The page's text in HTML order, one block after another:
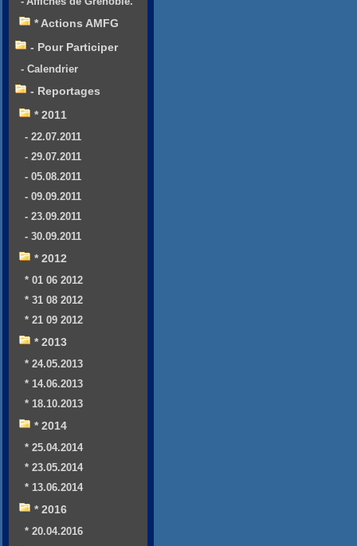
* Actions AMFG
- Pour Participer
- Calendrier
- Reportages
* 2011
- 22.07.2011
- 29.07.2011
- 05.08.2011
- 09.09.2011
- 23.09.2011
- 30.09.2011
* 2012
* 01 06 2012
* 31 08 2012
* 21 09 2012
* 2013
* 24.05.2013
* 14.06.2013
* 18.10.2013
* 2014
* 25.04.2014
* 23.05.2014
* 13.06.2014
* 2016
* 20.04.2016